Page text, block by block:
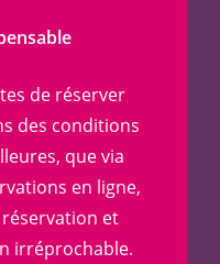
de réserver
des conditions
que via
en ligne,
et
irréprochable.